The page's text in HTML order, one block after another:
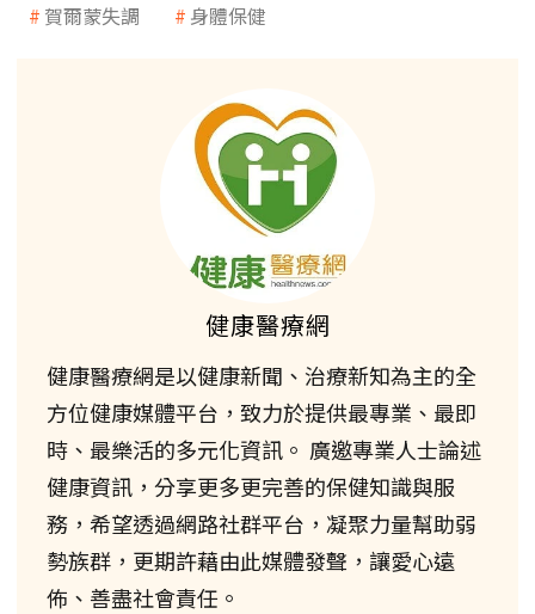
賀爾蒙失調
身體保健
健康醫療網
健康醫療網是以健康新聞、治療新知為主的全
方位健康媒體平台，致力於提供最專業、最即
時、最樂活的多元化資訊。 廣邀專業人士論述
健康資訊，分享更多更完善的保健知識與服
務，希望透過網路社群平台，凝聚力量幫助弱
勢族群，更期許藉由此媒體發聲，讓愛心遠
佈、善盡社會責任。